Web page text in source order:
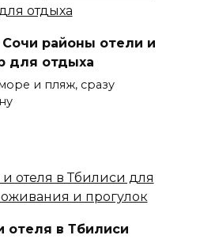
районы отели и
для отдыха
и пляж, сразу
отеля в Тбилиси